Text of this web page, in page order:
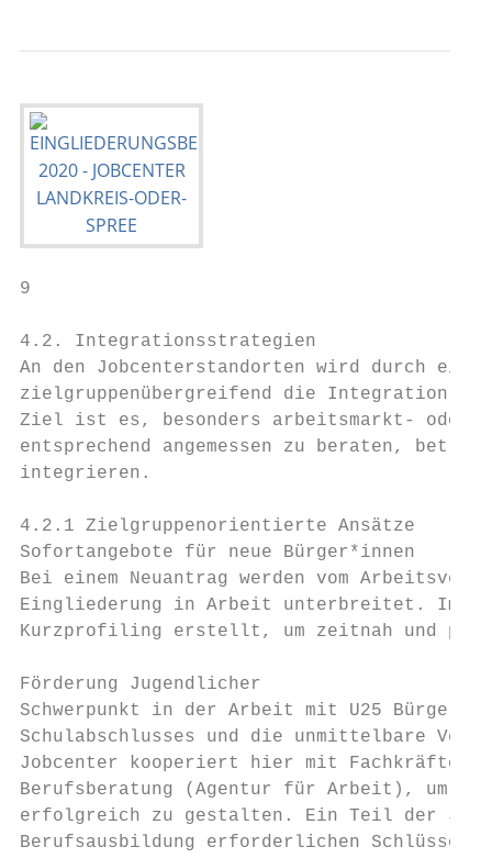
9
4.2. Integrationsstrategien
An den Jobcenterstandorten wird durch ein
zielgruppenübergreifend die Integration
Ziel ist es, besonders arbeitsmarkt- oder
entsprechend angemessen zu beraten,
integrieren.
4.2.1 Zielgruppenorientierte Ansätze
Sofortangebote für neue Bürger*innen
Bei einem Neuantrag werden vom
Eingliederung in Arbeit unterbreitet. Im
Kurzprofiling erstellt, um zeitnah und
Förderung Jugendlicher
Schwerpunkt in der Arbeit mit U25
Schulabschlusses und die unmittelbare
Jobcenter kooperiert hier mit Fachkräften
Berufsberatung (Agentur für Arbeit), um
erfolgreich zu gestalten. Ein Teil der
Berufsausbildung erforderlichen